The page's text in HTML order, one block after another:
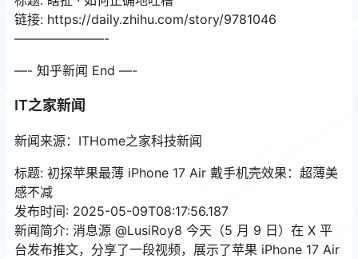
链接: https://daily.zhihu.com/story/9781046
———————-
—- 知乎新闻 End —-
IT之家新闻
新闻来源：ITHome之家科技新闻
标题: 初探苹果最薄 iPhone 17 Air 戴手机壳效果：超薄美
感不减
发布时间: 2025-05-09T08:17:56.187
新闻简介: 消息源 @LusiRoy8 今天（5 月 9 日）在 X 平
台发布推文，分享了一段视频，展示了苹果 iPhone 17 Air